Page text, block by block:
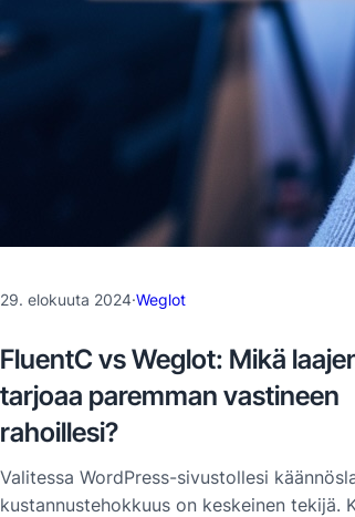
29. elokuuta 2024·Weglot
FluentC vs Weglot: Mikä
tarjoaa paremman vastineen
rahoillesi?
Valitessa WordPress-sivustollesi
kustannustehokkuus on keskeinen tekijä.